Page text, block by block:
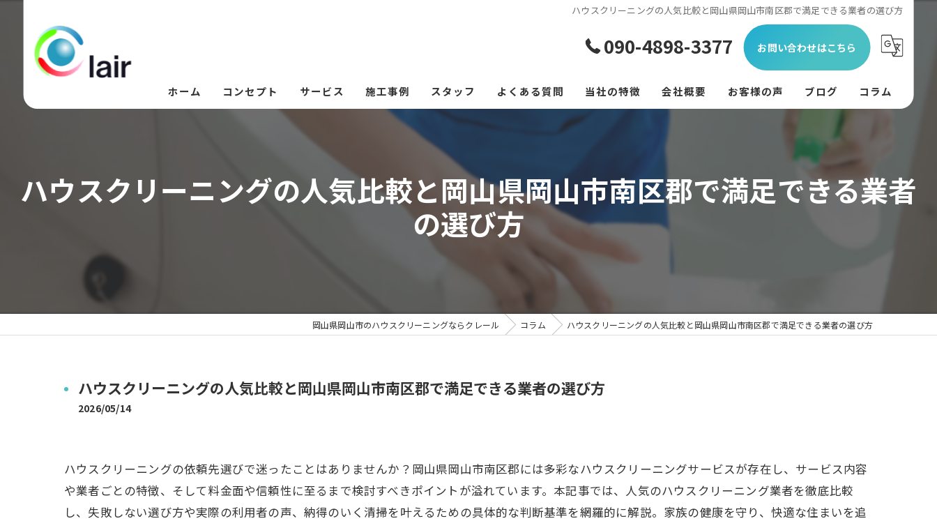
ハウスクリーニングの人気比較と岡山県岡山市南区郡で満足できる業者の選び方
090-4898-3377 お問い合わせはこちら
ホーム コンセプト サービス 施工事例 スタッフ よくある質問 当社の特徴
フローリング
会社概要 お客様の声 ブログ コラム
ハウスクリーニングの人気比較と岡山県岡山市南区郡で満足できる業者
の選び方
岡山県岡山市のハウスクリーニングならクレール コラム ハウスクリーニングの人気比較と岡山県岡山市南区郡で満足できる業者の選び方
ハウスクリーニングの人気比較と岡山県岡山市南区郡で満足できる業者の選び方
2026/05/14
ハウスクリーニングの依頼先選びで迷ったことはありませんか？岡山県岡山市南区郡には多彩なハウスクリーニングサービスが存在し、サービス内容
や業者ごとの特徴、そして料金面や信頼性に至るまで検討すべきポイントが溢れています。本記事では、人気のハウスクリーニング業者を徹底比較
し、失敗しない選び方や実際の利用者の声、納得のいく清掃を叶えるための具体的な判断基準を網羅的に解説。家族の健康を守り、快適な住まいを追